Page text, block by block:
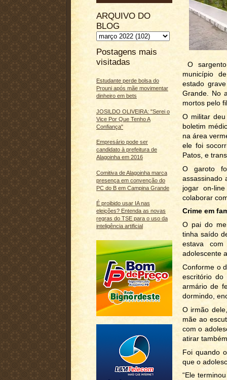
ARQUIVO DO
BLOG
Postagens mais
visitadas
Estudante perde bolsa do
Prouni após mãe movimentar
dinheiro em bets
JOSILDO OLIVEIRA: "Serei o
Vice Por Que Tenho A
Confiança"
Empresário pode ser
candidato à prefeitura de
Alagoinha em 2016
Comitiva de Alagoinha marca
presença em convenção do
PC do B em Campina Grande
É proibido usar IA nas
eleições? Entenda as novas
regras do TSE para o uso da
inteligência artificial
O
município
estado
Grande. No
mortos pelo
O militar
boletim
na área
ele foi
Patos, e
O garoto
assassinado
jogar on-
colaborar
Crime em
O pai do
tinha saído
estava
adolescente
Conforme o
escritório
armário de
dormindo,
O irmão
mãe ao
com o
atirar
Foi quando
que o
“Ele